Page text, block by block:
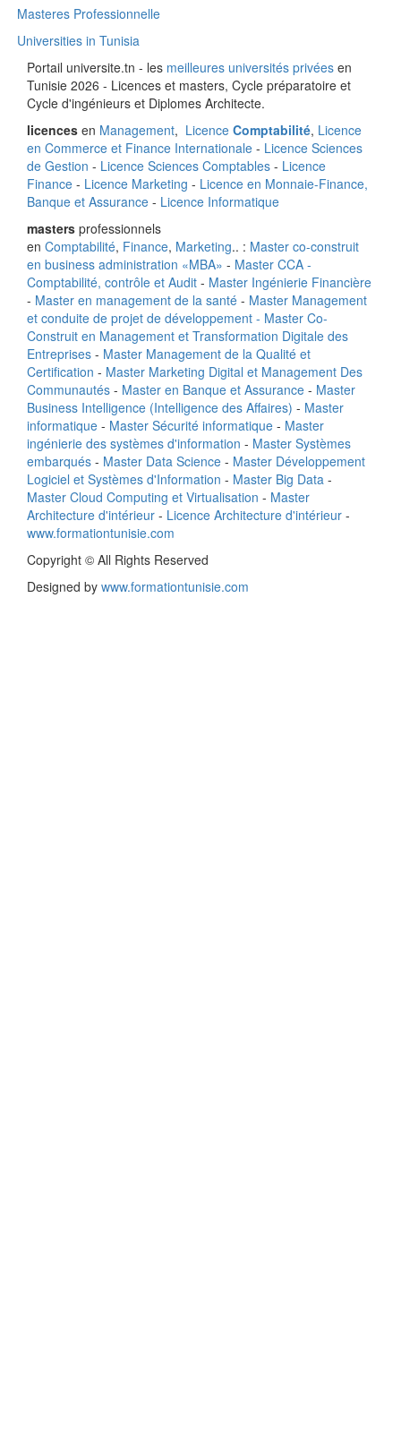
Masteres Professionnelle
Universities in Tunisia
Portail universite.tn - les meilleures universités privées en
Tunisie 2026 - Licences et masters, Cycle préparatoire et
Cycle d'ingénieurs et Diplomes Architecte.
licences en Management, Licence Comptabilité, Licence
en Commerce et Finance Internationale - Licence Sciences
de Gestion - Licence Sciences Comptables - Licence
Finance - Licence Marketing - Licence en Monnaie-Finance,
Banque et Assurance - Licence Informatique
masters professionnels
en Comptabilité, Finance, Marketing.. : Master co-construit
en business administration «MBA» - Master CCA -
Comptabilité, contrôle et Audit - Master Ingénierie Financière
- Master en management de la santé - Master Management
et conduite de projet de développement - Master Co-
Construit en Management et Transformation Digitale des
Entreprises - Master Management de la Qualité et
Certification - Master Marketing Digital et Management Des
Communautés - Master en Banque et Assurance - Master
Business Intelligence (Intelligence des Affaires) - Master
informatique - Master Sécurité informatique - Master
ingénierie des systèmes d'information - Master Systèmes
embarqués - Master Data Science - Master Développement
Logiciel et Systèmes d'Information - Master Big Data -
Master Cloud Computing et Virtualisation - Master
Architecture d'intérieur - Licence Architecture d'intérieur -
www.formationtunisie.com
Copyright © All Rights Reserved
Designed by www.formationtunisie.com